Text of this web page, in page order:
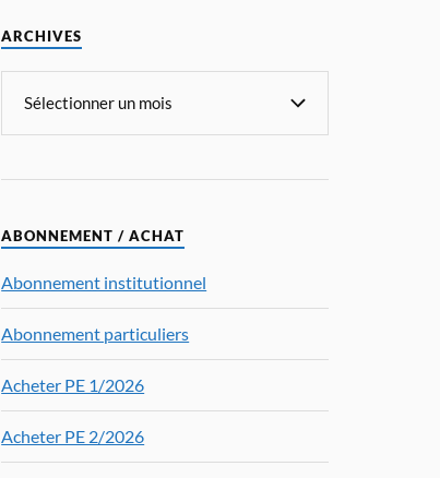
ARCHIVES
ABONNEMENT / ACHAT
Abonnement institutionnel
Abonnement particuliers
Acheter PE 1/2026
Acheter PE 2/2026